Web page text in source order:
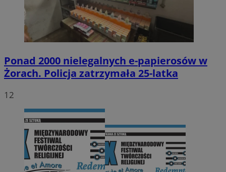
Ponad 2000 nielegalnych e-papierosów w
Żorach. Policja zatrzymała 25-latka
12